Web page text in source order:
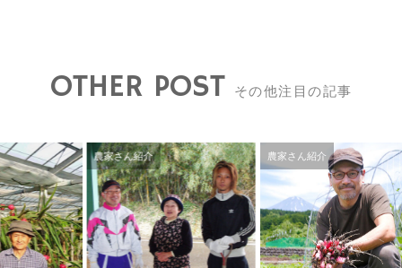
OTHER POST その他注目の記事
農家さん紹介 農家さん紹介